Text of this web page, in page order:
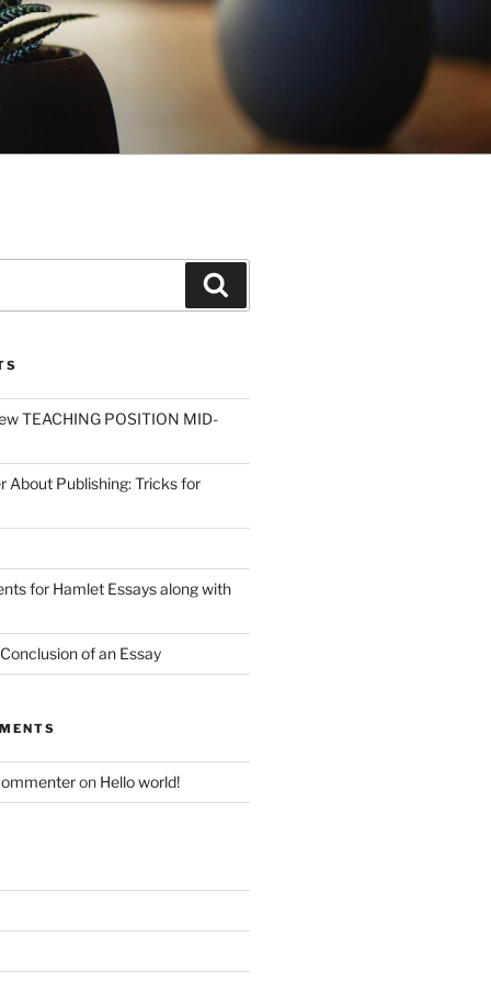
TEACHING POSITION MID-
About Publishing: Tricks for
for Hamlet Essays along with
of an Essay
on Hello world!